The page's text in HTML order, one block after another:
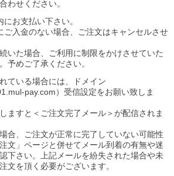
わせください。
お支払い下さい。
ご入金のない場合、ご注文はキャンセルさせ
いた場合、ご利用に制限をかけさせていた
予めご了承ください。
ている場合には、ドメイン
pay.com）受信設定をお願い致しま
ますと＜ご注文完了メール＞が配信されま
合、ご注文が正常に完了していない可能性
文」ページと併せてメール到着の有無や迷
下さい。
上記メールを紛失された場合や未
文を頂く必要がございます。